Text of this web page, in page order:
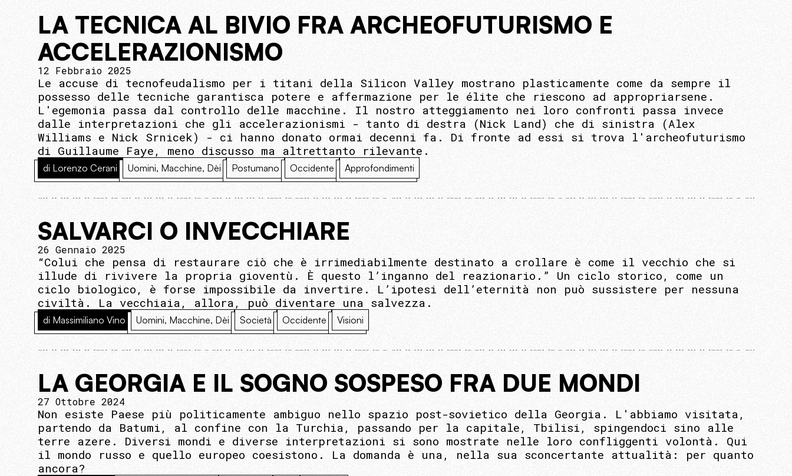
LA TECNICA AL BIVIO FRA ARCHEOFUTURISMO E
ACCELERAZIONISMO
12 Febbraio 2025
Le accuse di tecnofeudalismo per i titani della Silicon Valley mostrano plasticamente come da sempre il
possesso delle tecniche garantisca potere e affermazione per le élite che riescono ad appropriarsene.
L'egemonia passa dal controllo delle macchine. Il nostro atteggiamento nei loro confronti passa invece
dalle interpretazioni che gli accelerazionismi - tanto di destra (Nick Land) che di sinistra (Alex
Williams e Nick Srnicek) - ci hanno donato ormai decenni fa. Di fronte ad essi si trova l'archeofuturismo
di Guillaume Faye, meno discusso ma altrettanto rilevante.
di Lorenzo Cerani Uomini, Macchine, Dèi Postumano Occidente Approfondimenti
SALVARCI O INVECCHIARE
26 Gennaio 2025
“Colui che pensa di restaurare ciò che è irrimediabilmente destinato a crollare è come il vecchio che si
illude di rivivere la propria gioventù. È questo l’inganno del reazionario.” Un ciclo storico, come un
ciclo biologico, è forse impossibile da invertire. L’ipotesi dell’eternità non può sussistere per nessuna
civiltà. La vecchiaia, allora, può diventare una salvezza.
di Massimiliano Vino Uomini, Macchine, Dèi Società Occidente Visioni
LA GEORGIA E IL SOGNO SOSPESO FRA DUE MONDI
27 Ottobre 2024
Non esiste Paese più politicamente ambiguo nello spazio post-sovietico della Georgia. L'abbiamo visitata,
partendo da Batumi, al confine con la Turchia, passando per la capitale, Tbilisi, spingendoci sino alle
terre azere. Diversi mondi e diverse interpretazioni si sono mostrate nelle loro confliggenti volontà. Qui
il mondo russo e quello europeo coesistono. La domanda è una, nella sua sconcertante attualità: per quanto
ancora?